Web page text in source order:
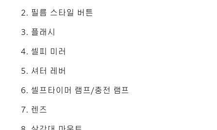
필름 스타일 버튼
플래시
셀피 미러
셔터 레버
셀프타이머 램프/충전 램프
렌즈